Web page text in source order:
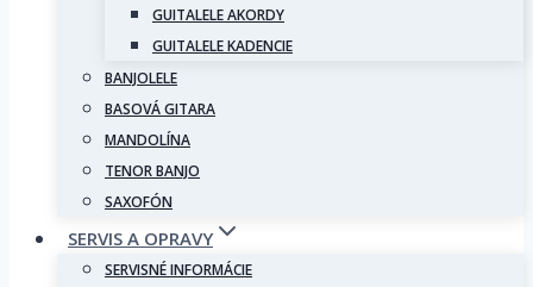
GUITALELE AKORDY
GUITALELE KADENCIE
BANJOLELE
BASOVÁ GITARA
MANDOLÍNA
TENOR BANJO
SAXOFÓN
SERVIS A OPRAVY
SERVISNÉ INFORMÁCIE